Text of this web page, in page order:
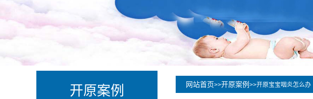
开原案例 网站首页>>开原案例 >>开原宝宝咽炎怎么办